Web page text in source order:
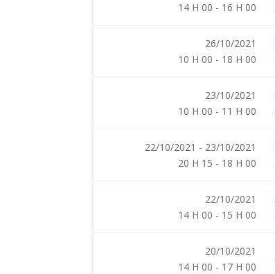
14 H 00 - 16 H 00
26/10/2021
10 H 00 - 18 H 00
23/10/2021
10 H 00 - 11 H 00
22/10/2021 - 23/10/2021
20 H 15 - 18 H 00
22/10/2021
14 H 00 - 15 H 00
20/10/2021
14 H 00 - 17 H 00